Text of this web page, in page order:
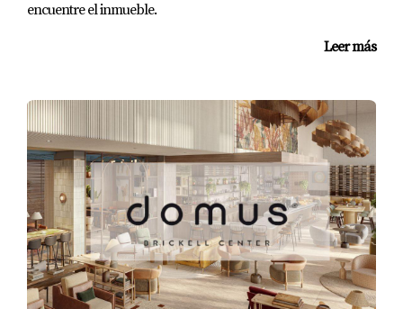
encuentre el inmueble.
Leer más